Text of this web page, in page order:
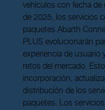
vehículos con fecha de
de 2025, los servicios
paquetes Abarth
PLUS evolucionarán
experiencia de usuario
retos del mercado.
incorporación,
distribución de los
paquetes. Los